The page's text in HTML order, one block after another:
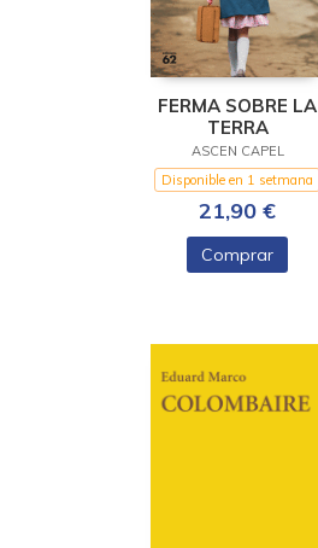
FERMA SOBRE LA
TERRA
ASCEN CAPEL
Disponible en 1 setmana
21,90 €
Comprar